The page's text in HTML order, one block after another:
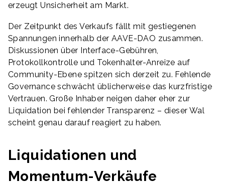
erzeugt Unsicherheit am Markt.
Der Zeitpunkt des Verkaufs fällt mit gestiegenen
Spannungen innerhalb der AAVE-DAO zusammen.
Diskussionen über Interface-Gebühren,
Protokollkontrolle und Tokenhalter-Anreize auf
Community-Ebene spitzen sich derzeit zu. Fehlende
Governance schwächt üblicherweise das kurzfristige
Vertrauen. Große Inhaber neigen daher eher zur
Liquidation bei fehlender Transparenz – dieser Wal
scheint genau darauf reagiert zu haben.
Liquidationen und
Momentum-Verkäufe